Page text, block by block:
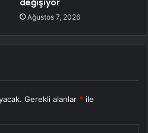
Ağustos 7, 2026
Gerekli alanlar * ile